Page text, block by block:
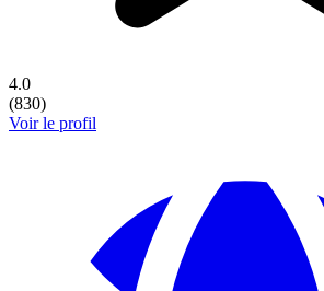
4.0
(830)
Voir le profil